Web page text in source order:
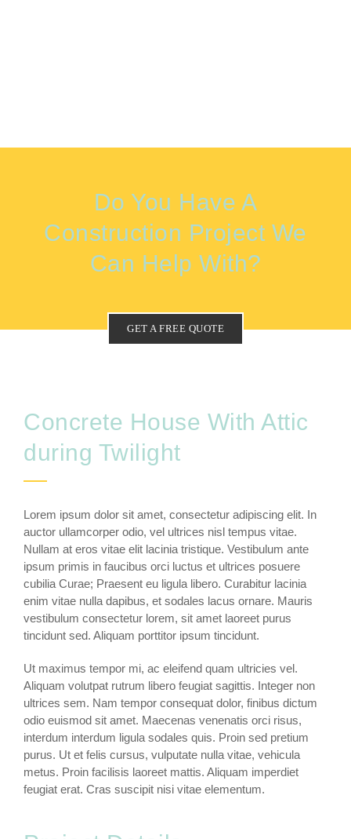
Do You Have A
Construction Project We
Can Help With?
GET A FREE QUOTE
Concrete House With Attic
during Twilight
Lorem ipsum dolor sit amet, consectetur adipiscing elit. In
auctor ullamcorper odio, vel ultrices nisl tempus vitae.
Nullam at eros vitae elit lacinia tristique. Vestibulum ante
ipsum primis in faucibus orci luctus et ultrices posuere
cubilia Curae; Praesent eu ligula libero. Curabitur lacinia
enim vitae nulla dapibus, et sodales lacus ornare. Mauris
vestibulum consectetur lorem, sit amet laoreet purus
tincidunt sed. Aliquam porttitor ipsum tincidunt.
Ut maximus tempor mi, ac eleifend quam ultricies vel.
Aliquam volutpat rutrum libero feugiat sagittis. Integer non
ultrices sem. Nam tempor consequat dolor, finibus dictum
odio euismod sit amet. Maecenas venenatis orci risus,
interdum interdum ligula sodales quis. Proin sed pretium
purus. Ut et felis cursus, vulputate nulla vitae, vehicula
metus. Proin facilisis laoreet mattis. Aliquam imperdiet
feugiat erat. Cras suscipit nisi vitae elementum.